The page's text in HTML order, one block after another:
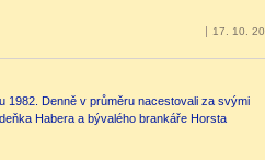
17. 10.
1982. Denně v průměru nacestovali za svými
Habera a bývalého brankáře Horsta